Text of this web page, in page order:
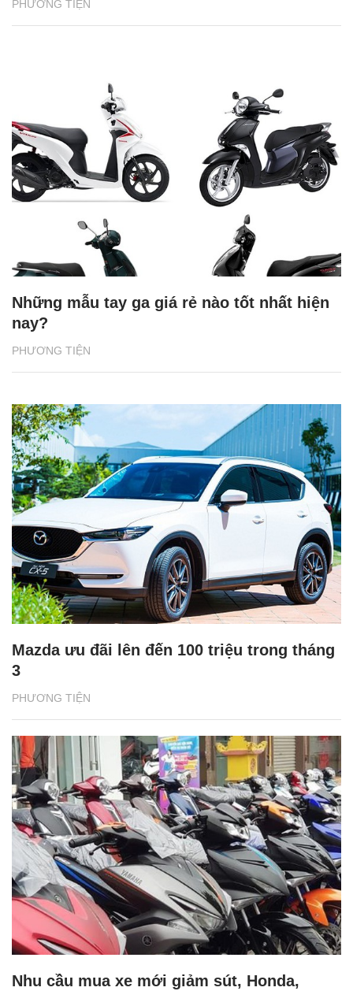
PHƯƠNG TIỆN
PHƯƠNG TIỆN
Những mẫu tay ga giá rẻ nào tốt nhất hiện
nay?
PHƯƠNG TIỆN
Mazda ưu đãi lên đến 100 triệu trong tháng
3
Nhu cầu mua xe mới giảm sút, Honda,